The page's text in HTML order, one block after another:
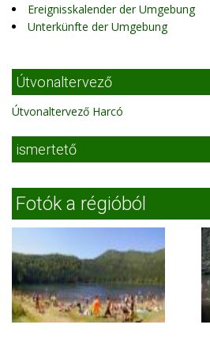
Ereignisskalender der Umgebung
Unterkünfte der Umgebung
Útvonaltervező
Útvonaltervező Harcó
ismertető
Fotók a régióból